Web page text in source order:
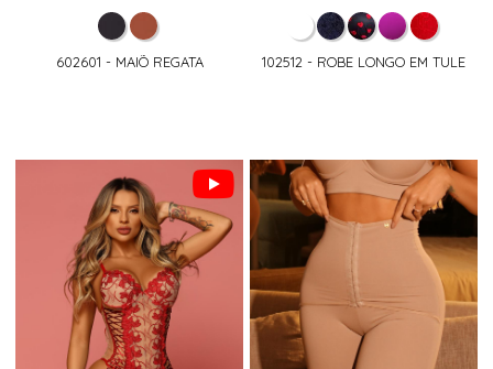
602601 - MAIÕ REGATA 102512 - ROBE LONGO EM TULE